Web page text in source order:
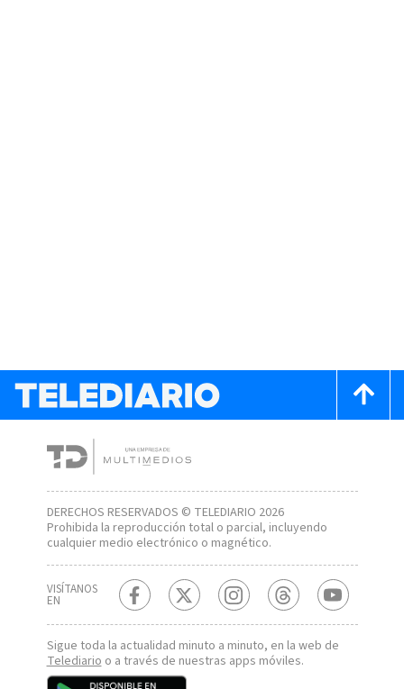
DERECHOS RESERVADOS © TELEDIARIO 2026
Prohibida la reproducción total o parcial, incluyendo
cualquier medio electrónico o magnético.
VISÍTANOS
EN
Sigue toda la actualidad minuto a minuto, en la web de
Telediarioo a través de nuestras apps móviles.